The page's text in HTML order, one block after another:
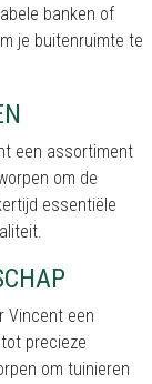
banken of
je buitenruimte te
een assortiment
om de
essentiële
Vincent een
precieze
om tuinieren